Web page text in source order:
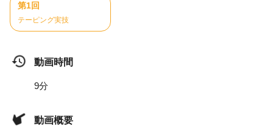
第1回
テーピング実技
動画時間
9分
動画概要